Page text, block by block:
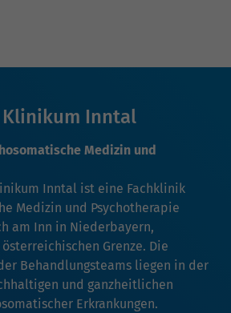
Klinikum Inntal
Medizin und
Inntal ist eine Fachklinik
Medizin und Psychotherapie
am Inn in Niederbayern,
Grenze. Die
Behandlungsteams liegen in der
und ganzheitlichen
Erkrankungen.